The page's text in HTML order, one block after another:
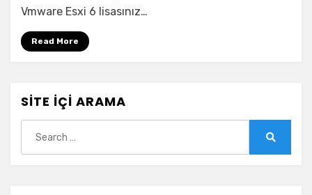
Vmware Esxi 6 lisasınız…
Read More
SITE İÇI ARAMA
for: